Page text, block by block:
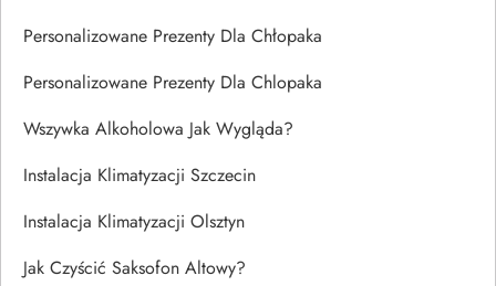
Personalizowane Prezenty Dla Chłopaka
Personalizowane Prezenty Dla Chlopaka
Wszywka Alkoholowa Jak Wygląda?
Instalacja Klimatyzacji Szczecin
Instalacja Klimatyzacji Olsztyn
Jak Czyścić Saksofon Altowy?